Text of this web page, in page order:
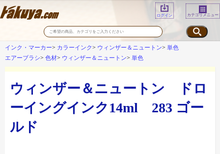
ログイン カテゴリメニュー
インク・マーカー カラーインク ウィンザー＆ニュートン
単色
エアーブラシ
色材 ウィンザー＆ニュートン 単色
ウィンザー＆ニュートン ドロ
ーイングインク14ml 283 ゴー
ルド